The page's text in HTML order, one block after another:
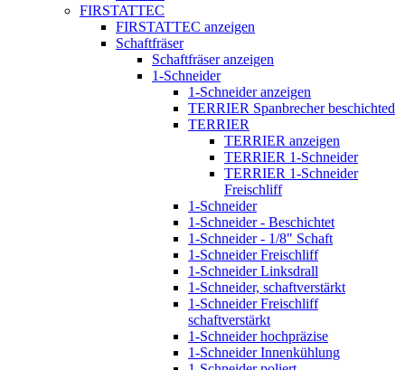
FIRSTATTEC
FIRSTATTEC anzeigen
Schaftfräser
Schaftfräser anzeigen
1-Schneider
1-Schneider anzeigen
TERRIER Spanbrecher beschichted
TERRIER
TERRIER anzeigen
TERRIER 1-Schneider
TERRIER 1-Schneider
Freischliff
1-Schneider
1-Schneider - Beschichtet
1-Schneider - 1/8" Schaft
1-Schneider Freischliff
1-Schneider Linksdrall
1-Schneider, schaftverstärkt
1-Schneider Freischliff
schaftverstärkt
1-Schneider hochpräzise
1-Schneider Innenkühlung